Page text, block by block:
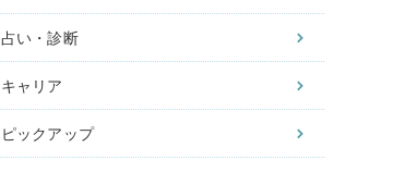
占い・診断
キャリア
ピックアップ